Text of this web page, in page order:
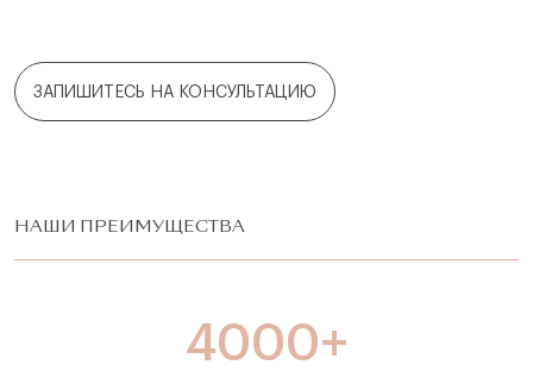
ЗАПИШИТЕСЬ НА КОНСУЛЬТАЦИЮ
НАШИ ПРЕИМУЩЕСТВА
4000+